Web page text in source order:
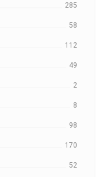
285
58
112
49
2
8
98
170
52